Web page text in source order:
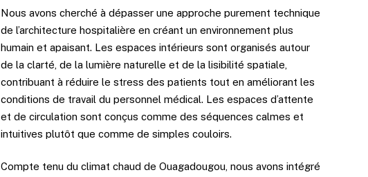
Nous avons cherché à dépasser une approche purement technique
de l’architecture hospitalière en créant un environnement plus
humain et apaisant. Les espaces intérieurs sont organisés autour
de la clarté, de la lumière naturelle et de la lisibilité spatiale,
contribuant à réduire le stress des patients tout en améliorant les
conditions de travail du personnel médical. Les espaces d’attente
et de circulation sont conçus comme des séquences calmes et
intuitives plutôt que comme de simples couloirs.
Compte tenu du climat chaud de Ouagadougou, nous avons intégré